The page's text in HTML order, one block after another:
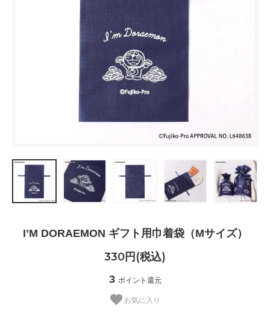
I’M DORAEMON ギフト用巾着袋（Mサイズ）
330円(税込)
3 ポイント還元
お気に入り